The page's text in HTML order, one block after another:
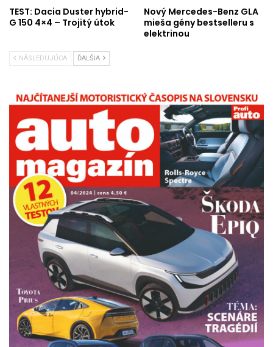
TEST: Dacia Duster hybrid-
G 150 4×4 – Trojitý útok
Nový Mercedes-Benz GLA
mieša gény bestselleru s
elektrinou
NÁSLEDUJÚCA ĎALŠIA